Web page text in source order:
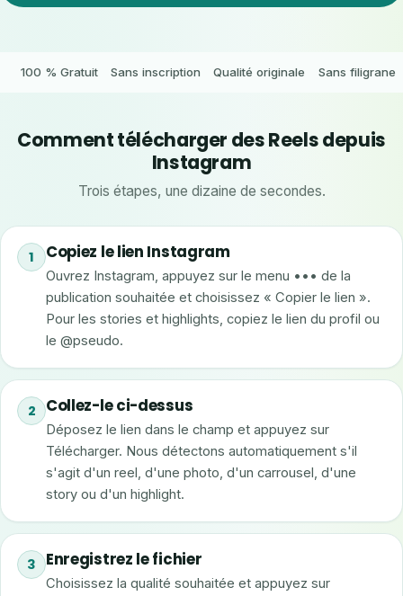
100 % Gratuit Sans inscription Qualité originale Sans filigrane
Comment télécharger des Reels depuis
Instagram
Trois étapes, une dizaine de secondes.
1 Copiez le lien Instagram
Ouvrez Instagram, appuyez sur le menu ••• de la
publication souhaitée et choisissez « Copier le lien ».
Pour les stories et highlights, copiez le lien du profil ou
le @pseudo.
2 Collez-le ci-dessus
Déposez le lien dans le champ et appuyez sur
Télécharger. Nous détectons automatiquement s'il
s'agit d'un reel, d'une photo, d'un carrousel, d'une
story ou d'un highlight.
3 Enregistrez le fichier
Choisissez la qualité souhaitée et appuyez sur